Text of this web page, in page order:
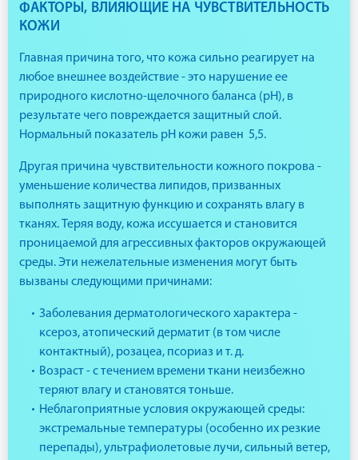
ФАКТОРЫ, ВЛИЯЮЩИЕ НА ЧУВСТВИТЕЛЬНОСТЬ
КОЖИ
Главная причина того, что кожа сильно реагирует на
любое внешнее воздействие - это нарушение ее
природного кислотно-щелочного баланса (pH), в
результате чего повреждается защитный слой.
Нормальный показатель pH кожи равен 5,5.
Другая причина чувствительности кожного покрова -
уменьшение количества липидов, призванных
выполнять защитную функцию и сохранять влагу в
тканях. Теряя воду, кожа иссушается и становится
проницаемой для агрессивных факторов окружающей
среды. Эти нежелательные изменения могут быть
вызваны следующими причинами:
Заболевания дерматологического характера -
ксероз, атопический дерматит (в том числе
контактный), розацеа, псориаз и т. д.
Возраст - с течением времени ткани неизбежно
теряют влагу и становятся тоньше.
Неблагоприятные условия окружающей среды:
экстремальные температуры (особенно их резкие
перепады), ультрафиолетовые лучи, сильный ветер,